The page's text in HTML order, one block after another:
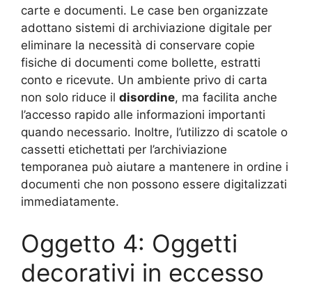
carte e documenti. Le case ben organizzate
adottano sistemi di archiviazione digitale per
eliminare la necessità di conservare copie
fisiche di documenti come bollette, estratti
conto e ricevute. Un ambiente privo di carta
non solo riduce il disordine, ma facilita anche
l’accesso rapido alle informazioni importanti
quando necessario. Inoltre, l’utilizzo di scatole o
cassetti etichettati per l’archiviazione
temporanea può aiutare a mantenere in ordine i
documenti che non possono essere digitalizzati
immediatamente.
Oggetto 4: Oggetti
decorativi in eccesso